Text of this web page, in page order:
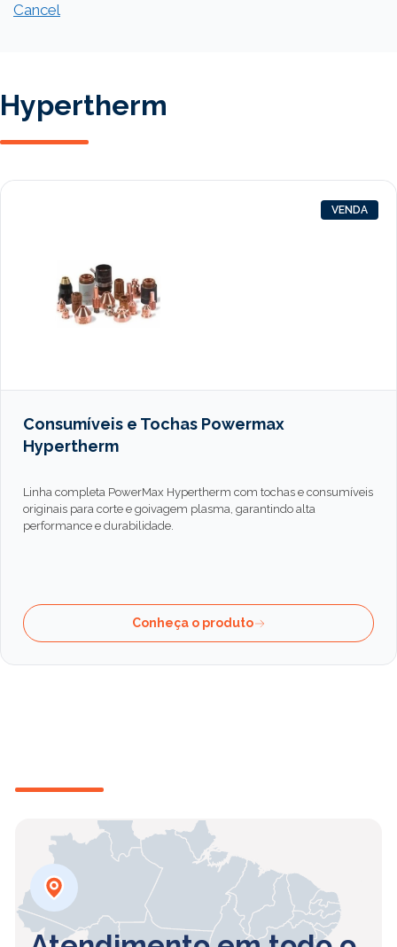
Hypertherm
VENDA
Consumíveis e Tochas Powermax
Hypertherm
Linha completa PowerMax Hypertherm com tochas e consumíveis
originais para corte e goivagem plasma, garantindo alta
performance e durabilidade.
Conheça o produto
Cancel